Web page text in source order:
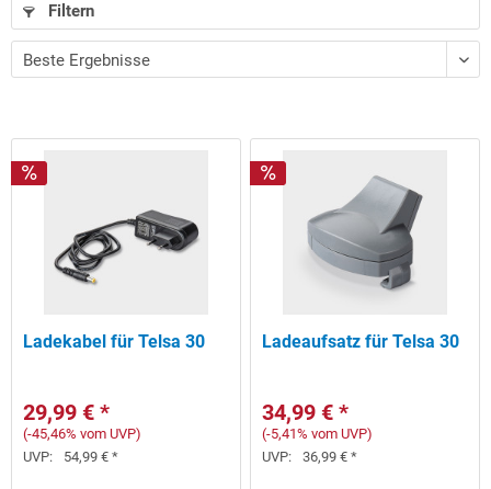
Filtern
Ladekabel für Telsa 30
29,99 € *
(-45,46% vom UVP)
UVP:
54,99 € *
Ladeaufsatz für Telsa 30
34,99 € *
(-5,41% vom UVP)
UVP:
36,99 € *